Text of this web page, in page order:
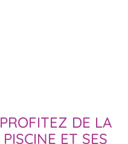
PROFITEZ DE LA
PISCINE ET SES